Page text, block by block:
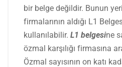
bir belge değildir. Bunun
firmalarının aldığı L1
kullanılabilir. L1 belgesine
özmal karşılığı firmasına
Özmal sayısının on katı